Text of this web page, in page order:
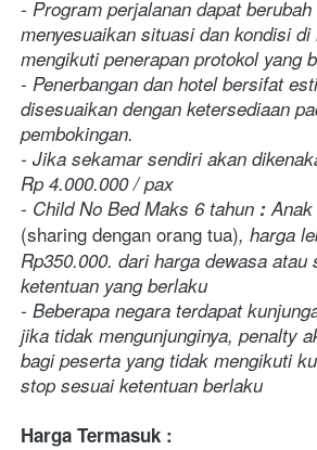
- Program perjalanan dapat
menyesuaikan situasi dan kondisi
mengikuti penerapan protokol yang
- Penerbangan dan hotel bersifat
disesuaikan dengan ketersediaan
pembokingan.
- Jika sekamar sendiri akan
Rp 4.000.000 / pax
- Child No Bed Maks 6 tahun :
(sharing dengan orang tua), harga
Rp350.000. dari harga dewasa atau
ketentuan yang berlaku
- Beberapa negara terdapat
jika tidak mengunjunginya, penalty
bagi peserta yang tidak mengikuti
stop sesuai ketentuan berlaku
Harga Termasuk :